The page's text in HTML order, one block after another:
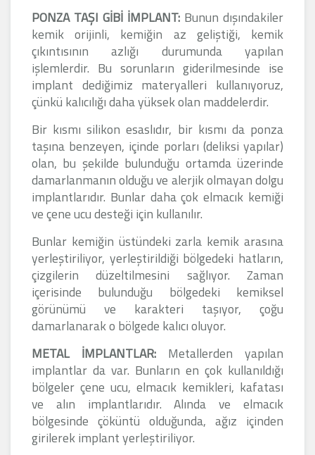
PONZA TAŞI GİBİ İMPLANT: Bunun dışındakiler
kemik orijinli, kemiğin az geliştiği, kemik
çıkıntısının azlığı durumunda yapılan
işlemlerdir. Bu sorunların giderilmesinde ise
implant dediğimiz materyalleri kullanıyoruz,
çünkü kalıcılığı daha yüksek olan maddelerdir.
Bir kısmı silikon esaslıdır, bir kısmı da ponza
taşına benzeyen, içinde porları (deliksi yapılar)
olan, bu şekilde bulunduğu ortamda üzerinde
damarlanmanın olduğu ve alerjik olmayan dolgu
implantlarıdır. Bunlar daha çok elmacık kemiği
ve çene ucu desteği için kullanılır.
Bunlar kemiğin üstündeki zarla kemik arasına
yerleştiriliyor, yerleştirildiği bölgedeki hatların,
çizgilerin düzeltilmesini sağlıyor. Zaman
içerisinde bulunduğu bölgedeki kemiksel
görünümü ve karakteri taşıyor, çoğu
damarlanarak o bölgede kalıcı oluyor.
METAL İMPLANTLAR: Metallerden yapılan
implantlar da var. Bunların en çok kullanıldığı
bölgeler çene ucu, elmacık kemikleri, kafatası
ve alın implantlarıdır. Alında ve elmacık
bölgesinde çöküntü olduğunda, ağız içinden
girilerek implant yerleştiriliyor.